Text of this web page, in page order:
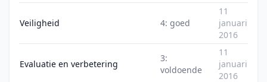
Veiligheid 4: goed
11
januari
2016
Evaluatie en verbetering
3:
voldoende
11
januari
2016